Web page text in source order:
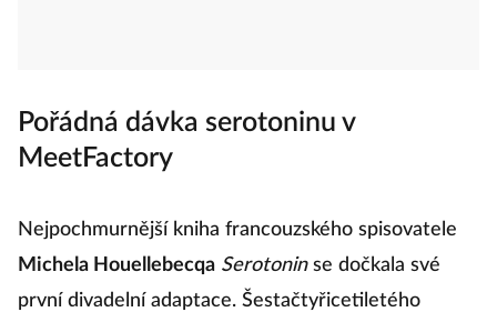
Pořádná dávka serotoninu v
MeetFactory
Nejpochmurnější kniha francouzského spisovatele
Michela Houellebecqa Serotoninse dočkala své
první divadelní adaptace. Šestačtyřicetiletého